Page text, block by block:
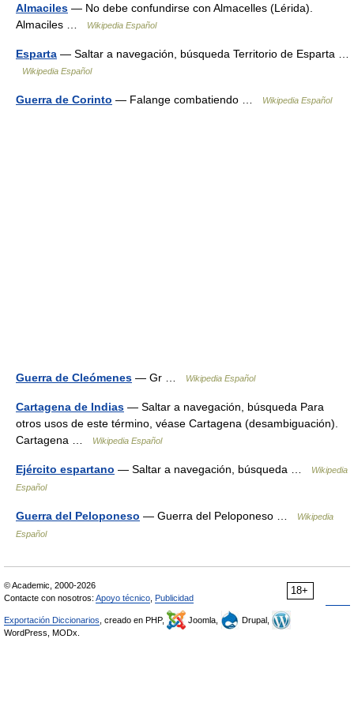
Almaciles — No debe confundirse con Almacelles (Lérida).
Almaciles …
Wikipedia Español
Esparta — Saltar a navegación, búsqueda Territorio de Esparta …
Wikipedia Español
Guerra de Corinto — Falange combatiendo … Wikipedia Español
Guerra de Cleómenes — Gr … Wikipedia Español
Cartagena de Indias — Saltar a navegación, búsqueda Para
otros usos de este término, véase Cartagena (desambiguación).
Cartagena …
Wikipedia Español
Ejército espartano — Saltar a navegación, búsqueda …
Wikipedia
Español
Guerra del Peloponeso — Guerra del Peloponeso …
Wikipedia
Español
18+
© Academic, 2000-2026
Contacte con nosotros: Apoyo técnico Publicidad
Exportación Diccionarios , creado en PHP, Joomla,
Drupal,
WordPress, MODx.